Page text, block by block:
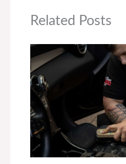
Related Posts